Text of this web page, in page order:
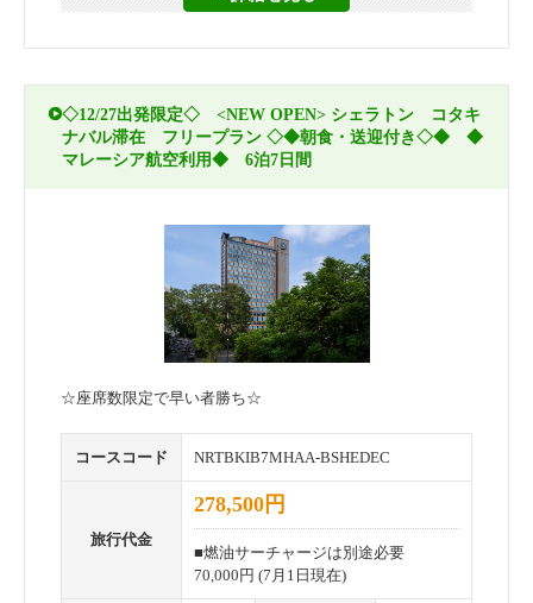
◇12/27出発限定◇ <NEW OPEN> シェラトン コタキ
ナバル滞在 フリープラン ◇◆朝食・送迎付き◇◆ ◆
マレーシア航空利用◆ 6泊7日間
☆座席数限定で早い者勝ち☆
コースコード NRTBKIB7MHAA-BSHEDEC
旅行代金
278,500円
■燃油サーチャージは別途必要
70,000円 (7月1日現在)